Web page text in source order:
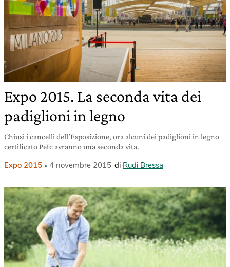
Expo 2015. La seconda vita dei
padiglioni in legno
Chiusi i cancelli dell’Esposizione, ora alcuni dei padiglioni in legno
certificato Pefc avranno una seconda vita.
Expo 2015 4 novembre 2015 di Rudi Bressa